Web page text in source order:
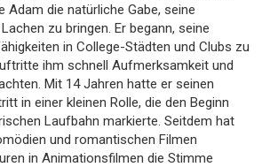
Adam die natürliche Gabe, seine
zu bringen. Er begann, seine
in College-Städten und Clubs zu
ihm schnell Aufmerksamkeit und
Mit 14 Jahren hatte er seinen
in einer kleinen Rolle, die den Beginn
Laufbahn markierte. Seitdem hat
und romantischen Filmen
in Animationsfilmen die Stimme